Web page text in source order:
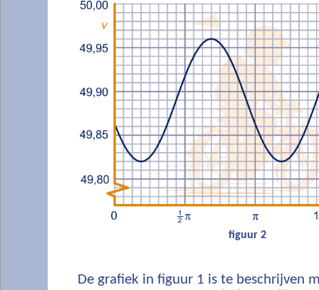
figuur 2
De grafiek in figuur 1 is te beschrijven